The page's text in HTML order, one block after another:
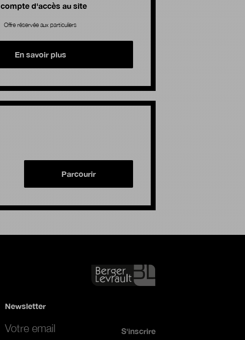
compte d'accès au site
Offre réservée aux particuliers
En savoir plus
Parcourir
Newsletter
Email *